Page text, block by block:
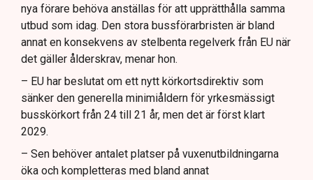
nya förare behöva anställas för att upprätthålla samma
utbud som idag. Den stora bussförarbristen är bland
annat en konsekvens av stelbenta regelverk från EU när
det gäller ålderskrav, menar hon.
– EU har beslutat om ett nytt körkortsdirektiv som
sänker den generella minimiåldern för yrkesmässigt
busskörkort från 24 till 21 år, men det är först klart
2029.
– Sen behöver antalet platser på vuxenutbildningarna
öka och kompletteras med bland annat